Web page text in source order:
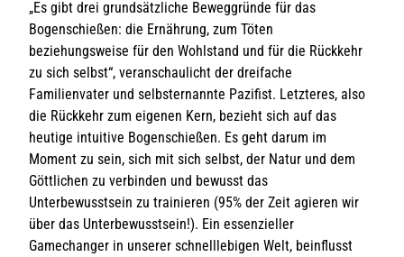
„Es gibt drei grundsätzliche Beweggründe für das
Bogenschießen: die Ernährung, zum Töten
beziehungsweise für den Wohlstand und für die Rückkehr
zu sich selbst“, veranschaulicht der dreifache
Familienvater und selbsternannte Pazifist. Letzteres, also
die Rückkehr zum eigenen Kern, bezieht sich auf das
heutige intuitive Bogenschießen. Es geht darum im
Moment zu sein, sich mit sich selbst, der Natur und dem
Göttlichen zu verbinden und bewusst das
Unterbewusstsein zu trainieren (95% der Zeit agieren wir
über das Unterbewusstsein!). Ein essenzieller
Gamechanger in unserer schnelllebigen Welt, beinflusst